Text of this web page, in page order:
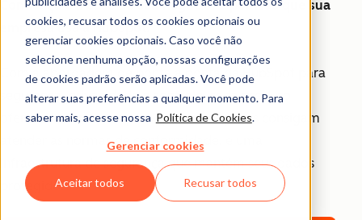
cookies, recusar todos os cookies opcionais ou
gerenciar cookies opcionais. Caso você não
selecione nenhuma opção, nossas configurações
de cookies padrão serão aplicadas. Você pode
alterar suas preferências a qualquer momento. Para
saber mais, acesse nossa Política de Cookies.
Gerenciar cookies
Aceitar todos Recusar todos
Confiança é a base do seu negócio. É por isso que sua
empresa usa a HubSpot.
Com a abordagem de ponta a ponta da HubSpot para
segurança, privacidade e controle, cada produto
oferece ferramentas para que suas equipes consigam
atender as normas de conformidade, e uma
infraestrutura de segurança que mantém seus dados
protegidos.